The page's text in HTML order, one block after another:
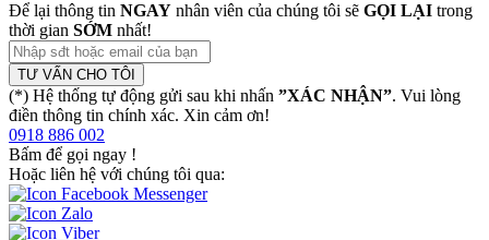
Để lại thông tin NGAY nhân viên của chúng tôi sẽ GỌI LẠI trong
thời gian SỚM nhất!
TƯ VẤN CHO TÔI
(*) Hệ thống tự động gửi sau khi nhấn ”XÁC NHẬN”. Vui lòng
điền thông tin chính xác. Xin cảm ơn!
0918 886 002
Bấm để gọi ngay !
Hoặc liên hệ với chúng tôi qua: